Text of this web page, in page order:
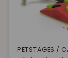
PETSTAGES /